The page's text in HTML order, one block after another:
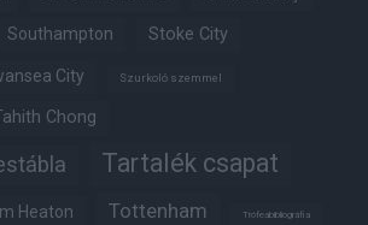
Southampton Stoke City
City Szurkoló szemmel
Chong
Tartalék csapat
Heaton Tottenham Trófeabibliográfia